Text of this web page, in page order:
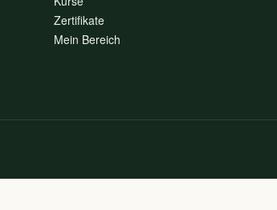
Zertifikate
Mein Bereich